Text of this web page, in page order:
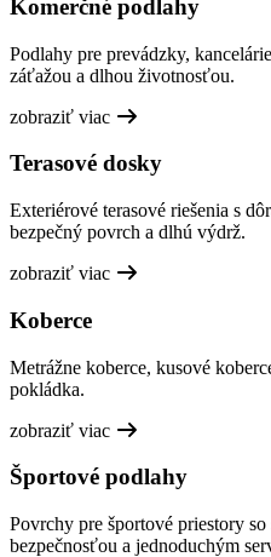
Komerčné podlahy
Podlahy pre prevádzky,
záťažou a dlhou životnosťou.
zobraziť viac
Terasové dosky
Exteriérové terasové riešenia s
bezpečný povrch a dlhú výdrž.
zobraziť viac
Koberce
Metrážne koberce, kusové
pokládka.
zobraziť viac
Športové podlahy
Povrchy pre športové priestory
bezpečnosťou a jednoduchým